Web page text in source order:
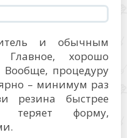
и обычным
хорошо
Вообще, процедуру
– минимум раз
резина быстрее
теряет форму,